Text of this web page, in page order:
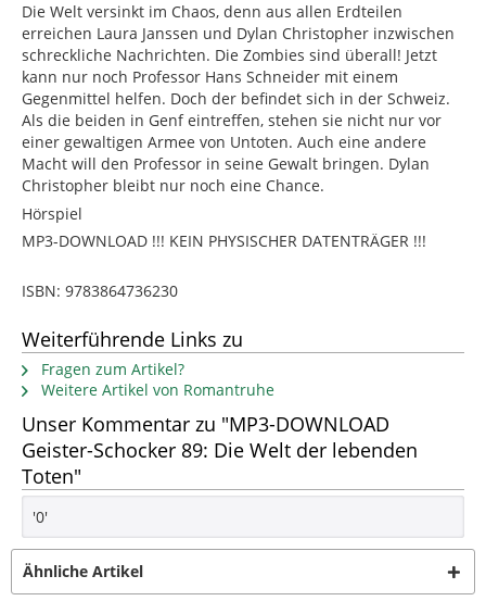
Die Welt versinkt im Chaos, denn aus allen Erdteilen
erreichen Laura Janssen und Dylan Christopher inzwischen
schreckliche Nachrichten. Die Zombies sind überall! Jetzt
kann nur noch Professor Hans Schneider mit einem
Gegenmittel helfen. Doch der befindet sich in der Schweiz.
Als die beiden in Genf eintreffen, stehen sie nicht nur vor
einer gewaltigen Armee von Untoten. Auch eine andere
Macht will den Professor in seine Gewalt bringen. Dylan
Christopher bleibt nur noch eine Chance.
Hörspiel
MP3-DOWNLOAD !!! KEIN PHYSISCHER DATENTRÄGER !!!
ISBN: 9783864736230
Weiterführende Links zu
Fragen zum Artikel?
Weitere Artikel von Romantruhe
Unser Kommentar zu "MP3-DOWNLOAD
Geister-Schocker 89: Die Welt der lebenden
Toten"
'0'
Ähnliche Artikel